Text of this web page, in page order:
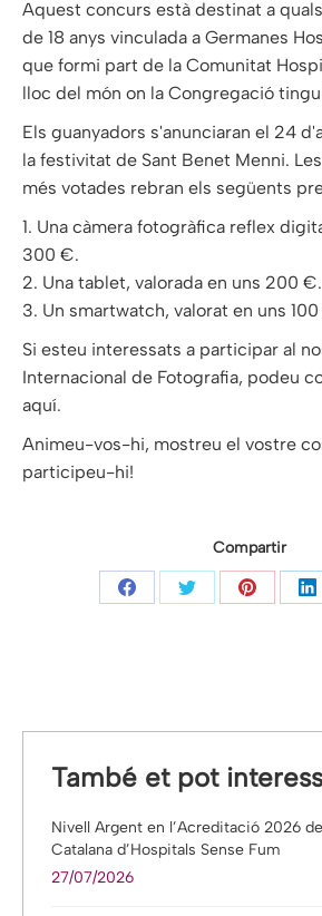
Aquest concurs està destinat a
de 18 anys vinculada a Germanes
que formi part de la Comunitat
lloc del món on la Congregació
Els guanyadors s'anunciaran el 24
la festivitat de Sant Benet Menni.
més votades rebran els següents
1. Una càmera fotogràfica reflex
300 €.
2. Una tablet, valorada en uns 200 €.
3. Un smartwatch, valorat en uns
Si esteu interessats a participar al
Internacional de Fotografia, podeu
aquí.
Animeu-vos-hi, mostreu el vostre
participeu-hi!
Compartir
Share
Share
Share
També et pot
Nivell Argent en l’Acreditació 2026
Catalana d’Hospitals Sense Fum
27/07/2026